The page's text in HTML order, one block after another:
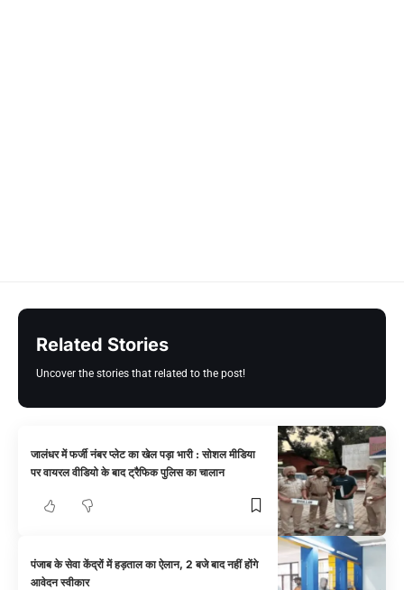
Related Stories
Uncover the stories that related to the post!
जालंधर में फर्जी नंबर प्लेट का खेल पड़ा भारी : सोशल मीडिया
पर वायरल वीडियो के बाद ट्रैफिक पुलिस का चालान
पंजाब के सेवा केंद्रों में हड़ताल का ऐलान, 2 बजे बाद नहीं होंगे
आवेदन स्वीकार